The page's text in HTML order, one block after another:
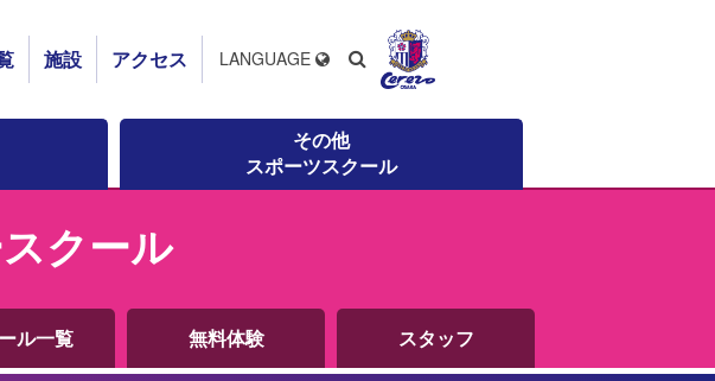
施設 アクセス
その他
スポーツスクール
LANGUAGE
クール
ル一覧 無料体験 スタッフ